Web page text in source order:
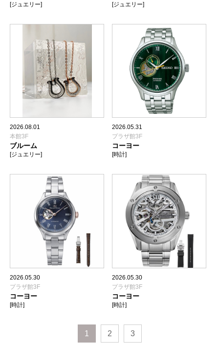
[ジュエリー] [ジュエリー]
2026.08.01
本館3F
ブルーム
[ジュエリー]
2026.05.31
プラザ館3F
コーヨー
[時計]
2026.05.30
プラザ館3F
コーヨー
[時計]
2026.05.30
プラザ館3F
コーヨー
[時計]
1 2 3